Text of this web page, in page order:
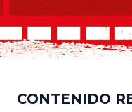
CONTENIDO